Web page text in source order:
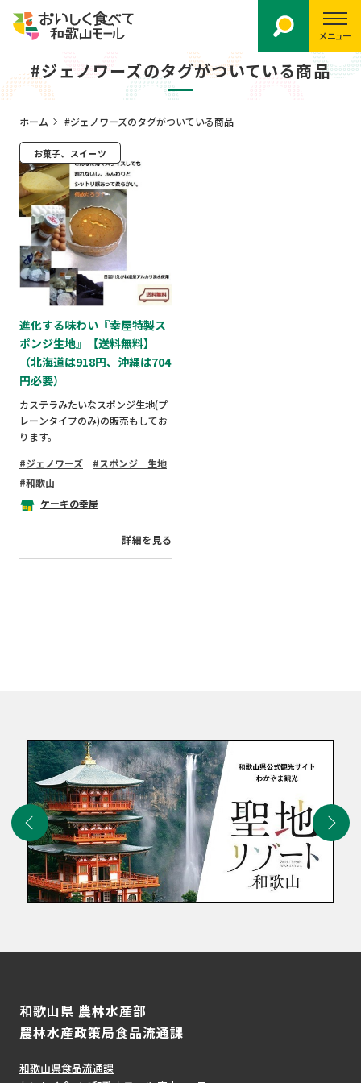
メニュー
#ジェノワーズのタグがついている商品
ホーム #ジェノワーズのタグがついている商品
お菓子、スイーツ
進化する味わい『幸屋特製ス
ポンジ生地』【送料無料】
（北海道は918円、沖縄は704
円必要）
カステラみたいなスポンジ生地(プ
レーンタイプのみ)の販売もしてお
ります。
ジェノワーズ
スポンジ 生地
和歌山
ケーキの幸屋
詳細を見る
和歌山県 農林水産部
農林水産政策局食品流通課
和歌山県食品流通課